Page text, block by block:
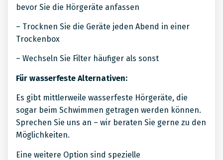
bevor Sie die Hörgeräte anfassen
– Trocknen Sie die Geräte jeden Abend in einer
Trockenbox
– Wechseln Sie Filter häufiger als sonst
Für wasserfeste Alternativen:
Es gibt mittlerweile wasserfeste Hörgeräte, die
sogar beim Schwimmen getragen werden können.
Sprechen Sie uns an – wir beraten Sie gerne zu den
Möglichkeiten.
Eine weitere Option sind spezielle